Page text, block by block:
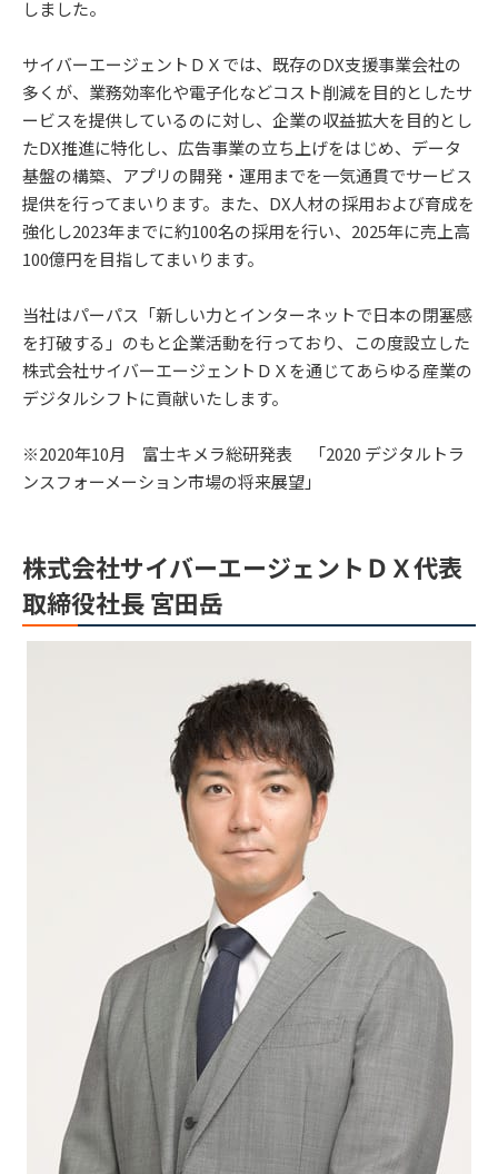
しました。
サイバーエージェントＤＸでは、既存のDX支援事業会社の
多くが、業務効率化や電子化などコスト削減を目的としたサ
ービスを提供しているのに対し、企業の収益拡大を目的とし
たDX推進に特化し、広告事業の立ち上げをはじめ、データ
基盤の構築、アプリの開発・運用までを一気通貫でサービス
提供を行ってまいります。また、DX人材の採用および育成を
強化し2023年までに約100名の採用を行い、2025年に売上高
100億円を目指してまいります。
当社はパーパス「新しい力とインターネットで日本の閉塞感
を打破する」のもと企業活動を行っており、この度設立した
株式会社サイバーエージェントＤＸを通じてあらゆる産業の
デジタルシフトに貢献いたします。
※2020年10月 富士キメラ総研発表 「2020 デジタルトラ
ンスフォーメーション市場の将来展望」
株式会社サイバーエージェントＤＸ代表
取締役社長 宮田岳